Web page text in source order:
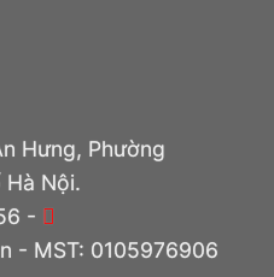
Hưng, Phường
Hà Nội.
-
- MST: 0105976906